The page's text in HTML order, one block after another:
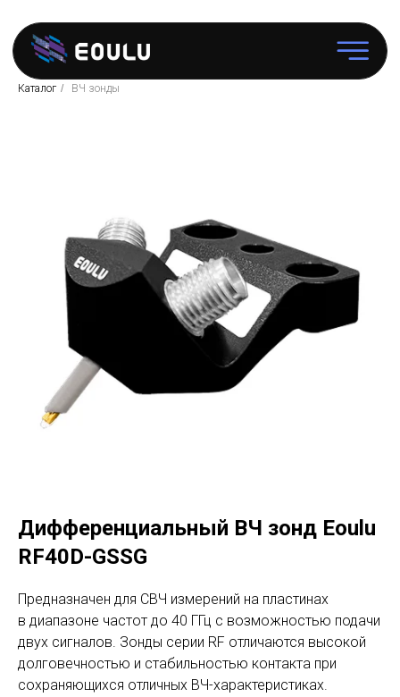
Аксессуары
Каталог / ВЧ зонды
Дифференциальный ВЧ зонд Eoulu
RF40D-GSSG
Предназначен для СВЧ измерений на пластинах
в диапазоне частот до 40 ГГц с возможностью подачи
двух сигналов. Зонды серии RF отличаются высокой
долговечностью и стабильностью контакта при
сохраняющихся отличных ВЧ-характеристиках.